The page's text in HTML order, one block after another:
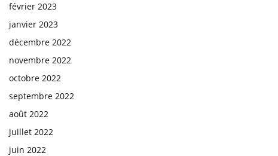
février 2023
janvier 2023
décembre 2022
novembre 2022
octobre 2022
septembre 2022
août 2022
juillet 2022
juin 2022